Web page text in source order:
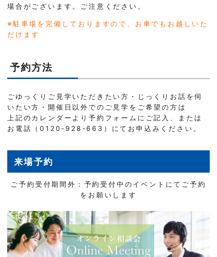
場合がございます。ご注意ください。
※駐車場を完備しておりますので、お車でもお越しいた
だけます
予約方法
ごゆっくりご見学いただきたい方・じっくりお話を伺
いたい方・開催日以外でのご見学をご希望の方は
上記のカレンダーより予約フォームにご記入、または
お電話（0120-928-663）にてお申込みください。
来場予約
ご予約受付期間外：予約受付中のイベントにてご予約
をお願いします